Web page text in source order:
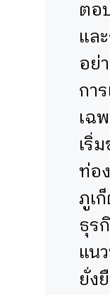
ตอ
แล
อย่
กา
เฉ
เริ่
ท่อ
ภูเ
ธุร
แน
ยั่ง